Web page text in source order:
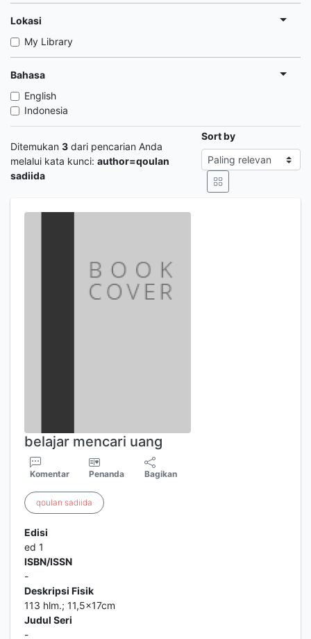
Lokasi
My Library
Bahasa
English
Indonesia
Ditemukan 3 dari pencarian Anda
melalui kata kunci: author=qoulan
sadiida
Sort by
belajar mencari uang
Komentar Penanda Bagikan
qoulan sadiida
Edisi
ed 1
ISBN/ISSN
-
Deskripsi Fisik
113 hlm.; 11,5x17cm
Judul Seri
-